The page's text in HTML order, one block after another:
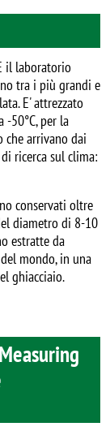
il laboratorio
tra i più grandi e
E' attrezzato
50°C, per la
che arrivano dai
ricerca sul clima:
conservati oltre
diametro di 8-10
estratte da
mondo, in una
ghiacciaio.